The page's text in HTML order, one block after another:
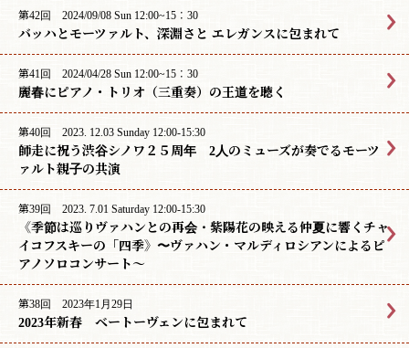
第42回 2024/09/08 Sun 12:00~15：30
バッハとモーツァルト、深淵さと エレガンスに包まれて
第41回 2024/04/28 Sun 12:00~15：30
麗春にピアノ・トリオ（三重奏）の王道を聴く
第40回 2023. 12.03 Sunday 12:00-15:30
師走に祝う渋谷シノワ２５周年 2人のミューズが奏でるモーツ
ァルト親子の共演
第39回 2023. 7.01 Saturday 12:00-15:30
《季節は巡りヴァハンとの再会・紫陽花の映える仲夏に響くチャ
イコフスキーの「四季》〜ヴァハン・マルディロシアンによるピ
アノソロコンサート〜
第38回 2023年1月29日
2023年新春 ベートーヴェンに包まれて